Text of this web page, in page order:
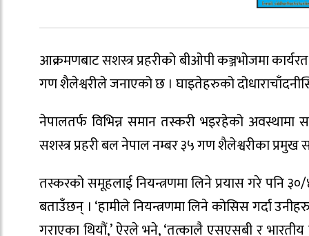
आक्रमणबाट सशस्त्र प्रहरीको बीओपी कञ्जभोजमा
गण शैलेश्वरीले जनाएको छ । घाइतेहरुको
नेपालतर्फ विभिन्न समान तस्करी भइरहेको अवस्थामा
सशस्त्र प्रहरी बल नेपाल नम्बर ३५ गण शैलेश्वरीका प्रमुख
तस्करको समूहलाई नियन्त्रणमा लिने प्रयास गरे पनि
बताउँछन् । ‘हामीले नियन्त्रणमा लिने कोसिस गर्दा
गराएका थियौं,’ ऐरले भने, ‘तत्कालै एसएसबी र